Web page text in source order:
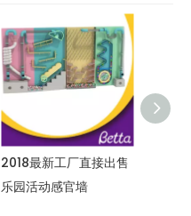
2018最新工厂直接出售
乐园活动感官墙